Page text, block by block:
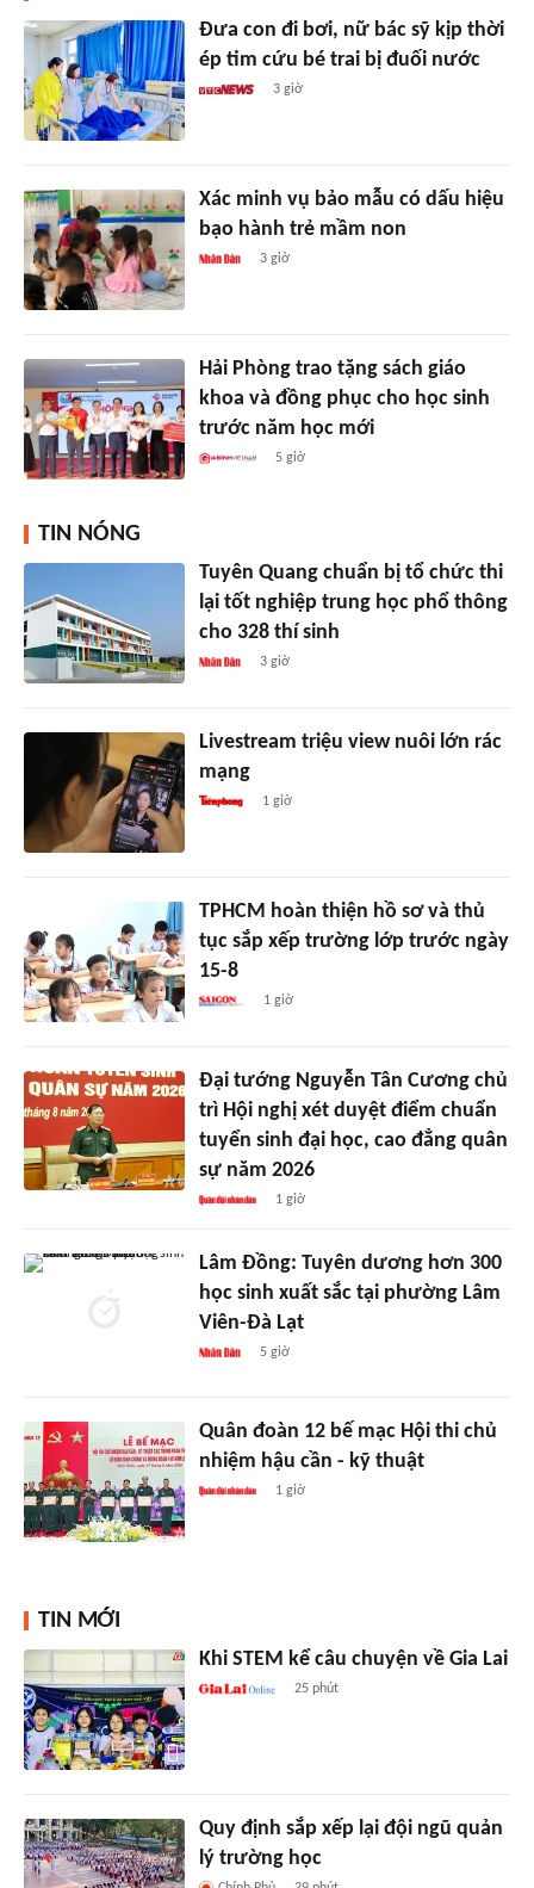
Đưa con đi bơi, nữ bác sỹ kịp thời
ép tim cứu bé trai bị đuối nước
3 giờ
Xác minh vụ bảo mẫu có dấu hiệu
bạo hành trẻ mầm non
3 giờ
Hải Phòng trao tặng sách giáo
khoa và đồng phục cho học sinh
trước năm học mới
5 giờ
TIN NÓNG
Tuyên Quang chuẩn bị tổ chức thi
lại tốt nghiệp trung học phổ thông
cho 328 thí sinh
3 giờ
Livestream triệu view nuôi lớn rác
mạng
1 giờ
TPHCM hoàn thiện hồ sơ và thủ
tục sắp xếp trường lớp trước ngày
15-8
1 giờ
Đại tướng Nguyễn Tân Cương chủ
trì Hội nghị xét duyệt điểm chuẩn
tuyển sinh đại học, cao đẳng quân
sự năm 2026
1 giờ
Lâm Đồng: Tuyên dương hơn 300
học sinh xuất sắc tại phường Lâm
Viên-Đà Lạt
5 giờ
Quân đoàn 12 bế mạc Hội thi chủ
nhiệm hậu cần - kỹ thuật
1 giờ
TIN MỚI
Khi STEM kể câu chuyện về Gia Lai
25 phút
Quy định sắp xếp lại đội ngũ quản
lý trường học